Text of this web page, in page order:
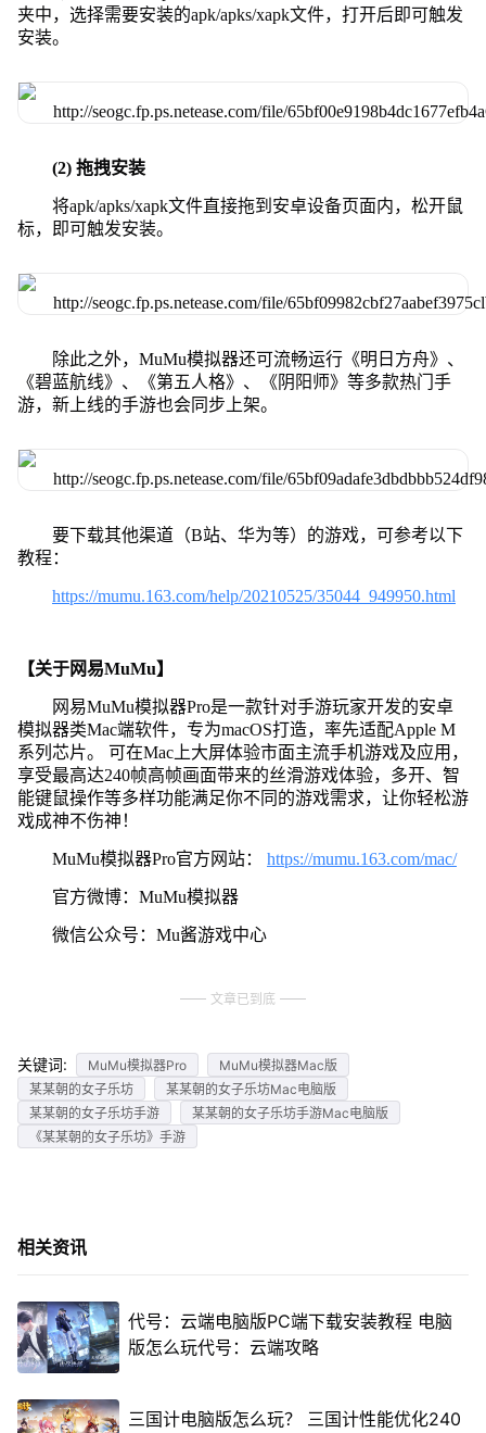
夹中，选择需要安装的apk/apks/xapk文件，打开后即可触发
安装。
(2) 拖拽安装
将apk/apks/xapk文件直接拖到安卓设备页面内，松开鼠
标，即可触发安装。
除此之外，MuMu模拟器还可流畅运行《明日方舟》、
《碧蓝航线》、《第五人格》、《阴阳师》等多款热门手
游，新上线的手游也会同步上架。
要下载其他渠道（B站、华为等）的游戏，可参考以下
教程：
https://mumu.163.com/help/20210525/35044_949950.html
【关于网易MuMu】
网易MuMu模拟器Pro是一款针对手游玩家开发的安卓
模拟器类Mac端软件，专为macOS打造，率先适配Apple M
系列芯片。 可在Mac上大屏体验市面主流手机游戏及应用，
享受最高达240帧高帧画面带来的丝滑游戏体验，多开、智
能键鼠操作等多样功能满足你不同的游戏需求，让你轻松游
戏成神不伤神！
MuMu模拟器Pro官方网站： https://mumu.163.com/mac/
官方微博：MuMu模拟器
微信公众号：Mu酱游戏中心
文章已到底
关键词: MuMu模拟器Pro
MuMu模拟器Mac版
某某朝的女子乐坊
某某朝的女子乐坊Mac电脑版
某某朝的女子乐坊手游
某某朝的女子乐坊手游Mac电脑版
《某某朝的女子乐坊》手游
相关资讯
代号：云端电脑版PC端下载安装教程 电脑
版怎么玩代号：云端攻略
三国计电脑版怎么玩？ 三国计性能优化240